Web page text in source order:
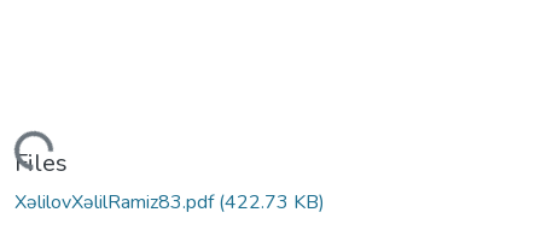
Loading...
Files
XəlilovXəlilRamiz83.pdf(422.73 KB)